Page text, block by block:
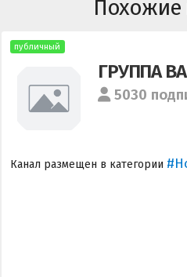
Похожие
публичный
ГРУППА
5030
Канал размещен в категории